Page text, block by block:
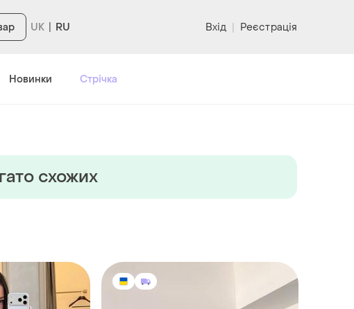
RU Вхід | Реєстрація
Новинки Стрічка
схожих